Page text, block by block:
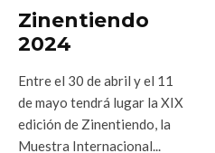
Zinentiendo
2024
Entre el 30 de abril y el 11
de mayo tendrá lugar la XIX
edición de Zinentiendo, la
Muestra Internacional...